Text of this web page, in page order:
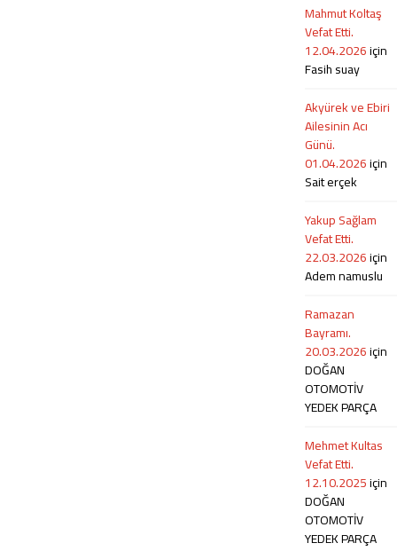
Mahmut Koltaş
Vefat Etti.
12.04.2026için
Fasih suay
Akyürek ve Ebiri
Ailesinin Acı
Günü.
01.04.2026için
Sait erçek
Yakup Sağlam
Vefat Etti.
22.03.2026için
Adem namuslu
Ramazan
Bayramı.
20.03.2026için
DOĞAN
OTOMOTİV
YEDEK PARÇA
Mehmet Kultas
Vefat Etti.
12.10.2025için
DOĞAN
OTOMOTİV
YEDEK PARÇA